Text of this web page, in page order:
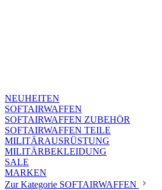
NEUHEITEN
SOFTAIRWAFFEN
SOFTAIRWAFFEN ZUBEHÖR
SOFTAIRWAFFEN TEILE
MILITÄRAUSRÜSTUNG
MILITÄRBEKLEIDUNG
SALE
MARKEN
Zur Kategorie SOFTAIRWAFFEN